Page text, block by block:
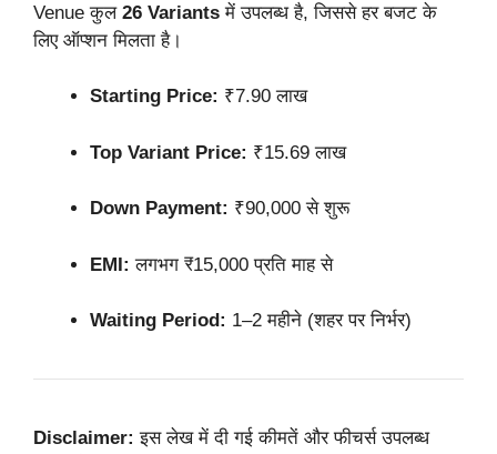
Venue कुल 26 Variants में उपलब्ध है, जिससे हर बजट के
लिए ऑप्शन मिलता है।
Starting Price: ₹7.90 लाख
Top Variant Price: ₹15.69 लाख
Down Payment: ₹90,000 से शुरू
EMI: लगभग ₹15,000 प्रति माह से
Waiting Period: 1–2 महीने (शहर पर निर्भर)
Disclaimer:इस लेख में दी गई कीमतें और फीचर्स उपलब्ध